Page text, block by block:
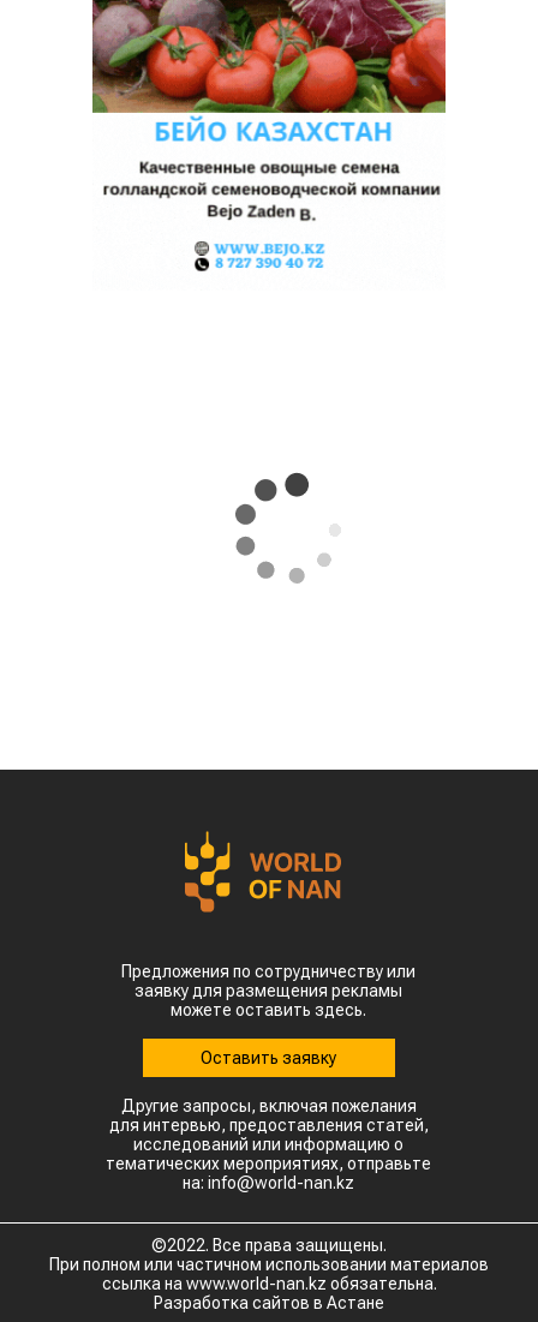
Предложения по сотрудничеству или
заявку для размещения рекламы
можете оставить здесь.
Оставить заявку
Другие запросы, включая пожелания
для интервью, предоставления статей,
исследований или информацию о
тематических мероприятиях, отправьте
на: info@world-nan.kz
©2022. Все права защищены.
При полном или частичном использовании материалов
ссылка на www.world-nan.kz обязательна.
Разработка сайтов в Астане